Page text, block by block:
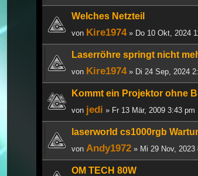
Welches Netzteil
von Kire1974» Do 10 Okt, 2024
Laserröhre springt nicht
von Kire1974» Di 24 Sep, 2024
Kommt ein Projektor ohne
von jedi » Fr 13 Mär, 2009 3:43 pm
laserworld cs1000rgb
von Andy1972 » Mi 29 Nov, 2023
OM TECH 80W